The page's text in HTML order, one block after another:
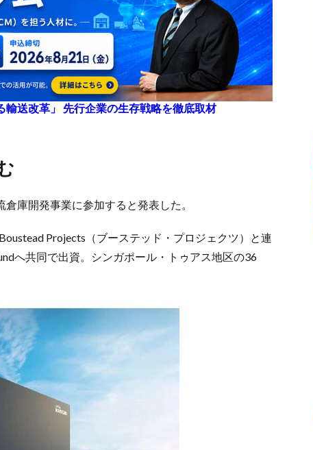
輸送改革」 先行企業の生存戦略を徹底取材
庫開発事業に参加すると発表した。
Projects（ブーステッド・プロジェクツ）と連
へ共同で出資。シンガポール・トゥアス地区の36